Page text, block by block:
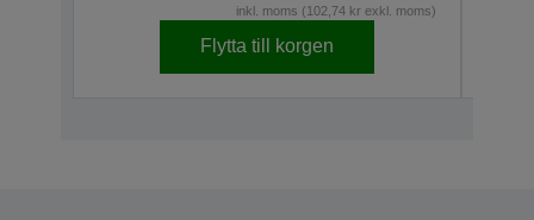
inkl. moms (102,74 kr exkl. moms)
Flytta till korgen